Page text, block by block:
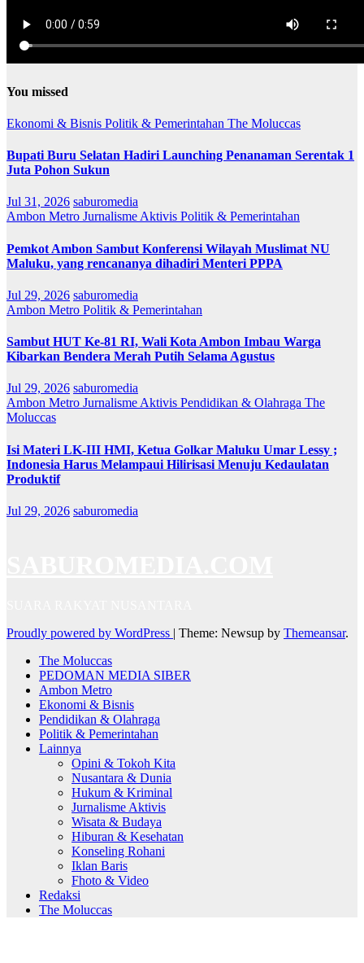
You missed
Ekonomi & Bisnis Politik & Pemerintahan The Moluccas
Bupati Buru Selatan Hadiri Launching Penanaman Serentak 1
Juta Pohon Sukun
Jul 31, 2026 saburomedia
Ambon Metro Jurnalisme Aktivis Politik & Pemerintahan
Pemkot Ambon Sambut Konferensi Wilayah Muslimat NU
Maluku, yang rencananya dihadiri Menteri PPPA
Jul 29, 2026 saburomedia
Ambon Metro Politik & Pemerintahan
Sambut HUT Ke-81 RI, Wali Kota Ambon Imbau Warga
Kibarkan Bendera Merah Putih Selama Agustus
Jul 29, 2026 saburomedia
Ambon Metro Jurnalisme Aktivis Pendidikan & Olahraga The
Moluccas
Isi Materi LK-III HMI, Ketua Golkar Maluku Umar Lessy ;
Indonesia Harus Melampaui Hilirisasi Menuju Kedaulatan
Produktif
Jul 29, 2026 saburomedia
Proudly powered by WordPress | Theme: Newsup by Themeansar.
The Moluccas
PEDOMAN MEDIA SIBER
Ambon Metro
Ekonomi & Bisnis
Pendidikan & Olahraga
Politik & Pemerintahan
Lainnya
Opini & Tokoh Kita
Nusantara & Dunia
Hukum & Kriminal
Jurnalisme Aktivis
Wisata & Budaya
Hiburan & Kesehatan
Konseling Rohani
Iklan Baris
Fhoto & Video
Redaksi
The Moluccas